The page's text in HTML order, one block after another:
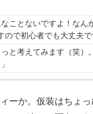
なことないですよ！なん
ので初心者でも大丈夫で
っと考えてみます（笑）
ーか。仮装はちょっ